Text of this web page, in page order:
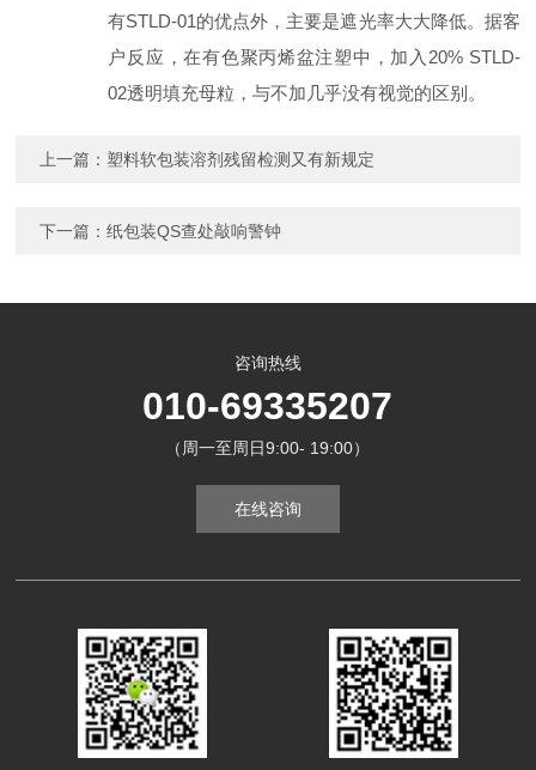
有STLD-01的优点外，主要是遮光率大大降低。据客
户反应，在有色聚丙烯盆注塑中，加入20% STLD-
02透明填充母粒，与不加几乎没有视觉的区别。
上一篇： 塑料软包装溶剂残留检测又有新规定
下一篇：纸包装QS查处敲响警钟
咨询热线
010-69335207
（周一至周日9:00- 19:00）
在线咨询